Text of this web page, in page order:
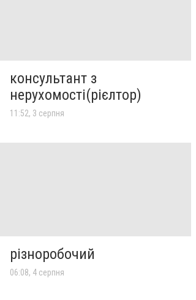
консультант з
нерухомості(рієлтор)
11:52, 3 серпня
різноробочий
06:08, 4 серпня